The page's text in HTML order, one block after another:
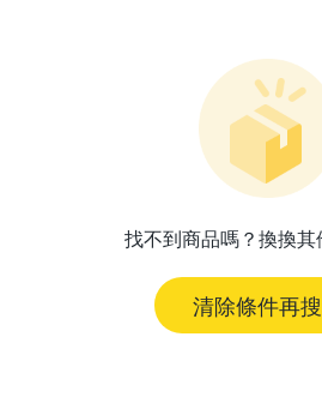
找不到商品嗎？換換其
清除條件再